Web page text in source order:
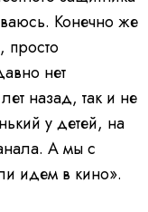
Конечно же
просто
нет
назад, так и не
у детей, на
А мы с
идем в кино».